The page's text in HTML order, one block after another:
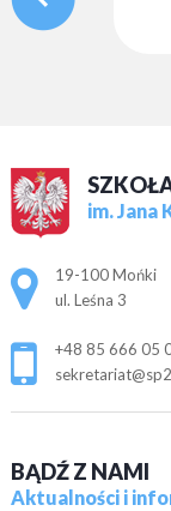
im. Jana
Adres pocztowy:
19-100 Mońki
ul. Leśna 3
+48 85 666 05
BĄDŹ Z NAMI
Aktualności i